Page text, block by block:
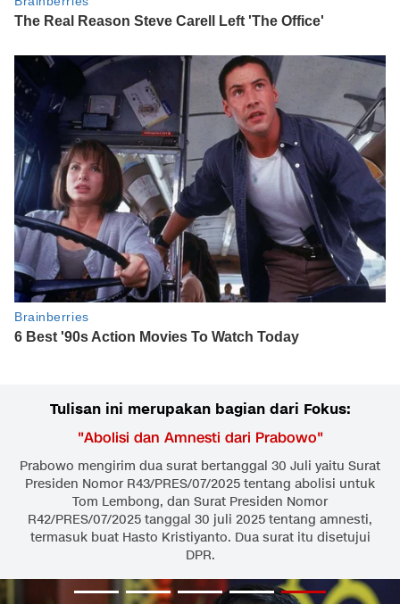
Tulisan ini merupakan bagian dari Fokus:
"Abolisi dan Amnesti dari Prabowo"
Prabowo mengirim dua surat bertanggal 30 Juli yaitu Surat
Presiden Nomor R43/PRES/07/2025 tentang abolisi untuk
Tom Lembong, dan Surat Presiden Nomor
R42/PRES/07/2025 tanggal 30 juli 2025 tentang amnesti,
termasuk buat Hasto Kristiyanto. Dua surat itu disetujui
DPR.